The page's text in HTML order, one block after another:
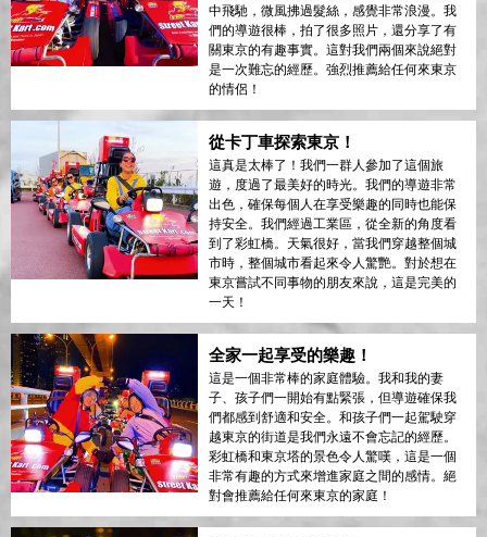
中飛馳，微風拂過髮絲，感覺非常浪漫。我
們的導遊很棒，拍了很多照片，還分享了有
關東京的有趣事實。這對我們兩個來說絕對
是一次難忘的經歷。強烈推薦給任何來東京
的情侶！
從卡丁車探索東京！
這真是太棒了！我們一群人參加了這個旅
遊，度過了最美好的時光。我們的導遊非常
出色，確保每個人在享受樂趣的同時也能保
持安全。我們經過工業區，從全新的角度看
到了彩虹橋。天氣很好，當我們穿越整個城
市時，整個城市看起來令人驚艷。對於想在
東京嘗試不同事物的朋友來說，這是完美的
一天！
全家一起享受的樂趣！
這是一個非常棒的家庭體驗。我和我的妻
子、孩子們一開始有點緊張，但導遊確保我
們都感到舒適和安全。和孩子們一起駕駛穿
越東京的街道是我們永遠不會忘記的經歷。
彩虹橋和東京塔的景色令人驚嘆，這是一個
非常有趣的方式來增進家庭之間的感情。絕
對會推薦給任何來東京的家庭！